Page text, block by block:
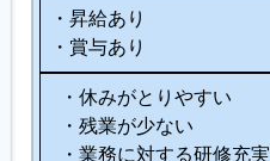
・昇給あり
・賞与あり
・休みがとりやすい
・残業が少ない
・業務に対する研修充実